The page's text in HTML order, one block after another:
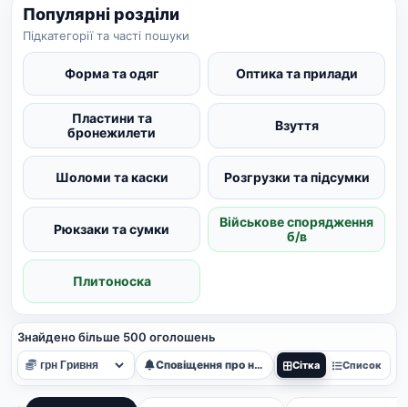
Популярні розділи
Підкатегорії та часті пошуки
Форма та одяг Оптика та прилади
Пластини та
бронежилети
Взуття
Шоломи та каски Розгрузки та підсумки
Рюкзаки та сумки
Військове спорядження
б/в
Плитоноска
Знайдено більше 500 оголошень
Сповіщення про нові Сітка Список